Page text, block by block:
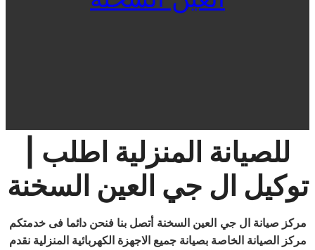
للصيانة المنزلية اطلب |
توكيل ال جي العين السخنة
مركز صيانة ال جي العين السخنة أتصل بنا فنحن دائما فى خدمتكم
مركز الصيانة الخاصة بصيانة جميع الاجهزة الكهربائية المنزلية نقدم